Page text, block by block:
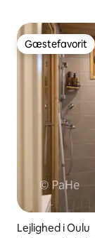
Gæstefavorit
Gæstefavorit
Lejlighed i Oulu